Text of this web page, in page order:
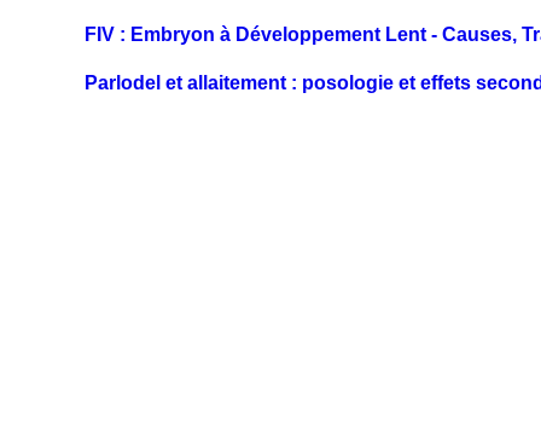
FIV : Embryon à Développement Lent - Causes,
Parlodel et allaitement : posologie et effets